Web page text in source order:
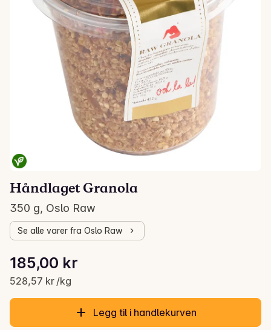
Håndlaget Granola
350 g, Oslo Raw
Se alle varer fra Oslo Raw
Gjeldende pris er: 185,00 kr
185,00 kr
528,57 kr /kg
Stykkpris: 528,57 kr /kg
Legg til i handlekurven